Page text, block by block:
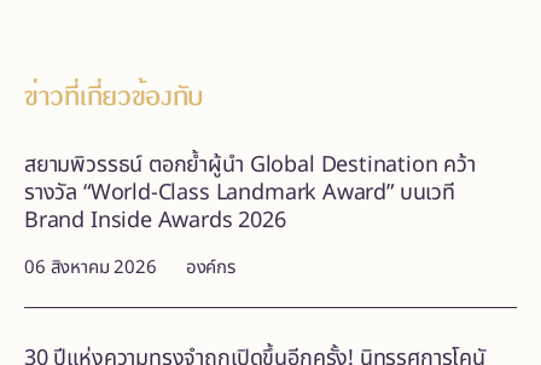
ข่าวที่เกี่ยวข้องกับ
06 สิงหาคม 2026 องค์กร
สยามพิวรรธน์ ตอกย้ำผู้นำ Global Destination คว้า
รางวัล “World-Class Landmark Award” บนเวที
Brand Inside Awards 2026